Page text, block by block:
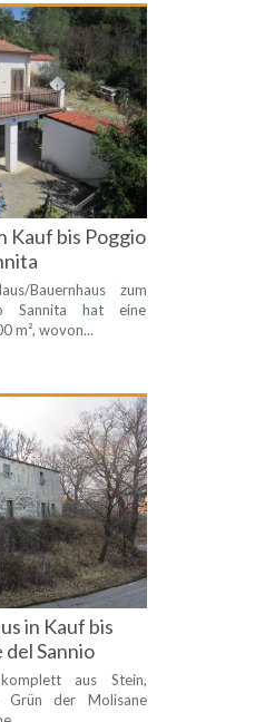
Kauf bis Poggio
Bauernhaus zum
Sannita hat eine
m², wovon...
in Kauf bis
Sannio
aus Stein,
Grün der Molisane